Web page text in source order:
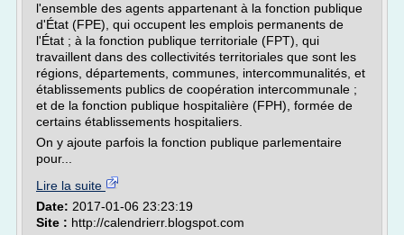
l'ensemble des agents appartenant à la fonction publique
d'État (FPE), qui occupent les emplois permanents de
l'État ; à la fonction publique territoriale (FPT), qui
travaillent dans des collectivités territoriales que sont les
régions, départements, communes, intercommunalités, et
établissements publics de coopération intercommunale ;
et de la fonction publique hospitalière (FPH), formée de
certains établissements hospitaliers.
On y ajoute parfois la fonction publique parlementaire
pour...
Lire la suite
Date: 2017-01-06 23:23:19
Site : http://calendrierr.blogspot.com